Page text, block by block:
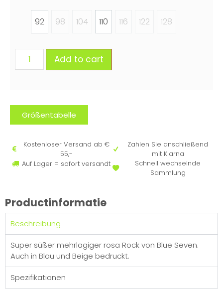
92 98 104 110 116 122 128
Add to cart
Größentabelle
Kostenloser Versand ab €
55,-
Auf Lager = sofort versandt
Zahlen Sie anschließend
mit Klarna
Schnell wechselnde
Sammlung
Productinformatie
Beschreibung
Super süßer mehrlagiger rosa Rock von Blue Seven.
Auch in Blau und Beige bedruckt.
Spezifikationen